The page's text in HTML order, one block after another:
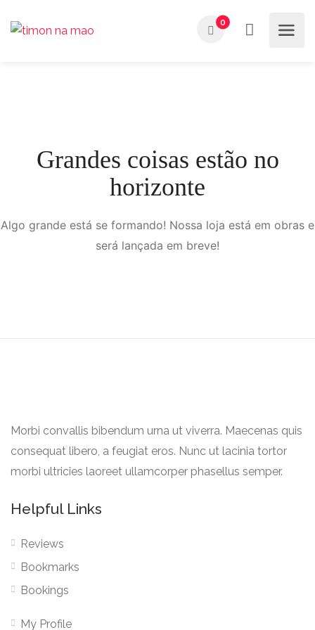
0
Grandes coisas estão no
horizonte
Algo grande está se formando! Nossa loja está em obras e
será lançada em breve!
Morbi convallis bibendum urna ut viverra. Maecenas quis
consequat libero, a feugiat eros. Nunc ut lacinia tortor
morbi ultricies laoreet ullamcorper phasellus semper.
Helpful Links
Reviews
Bookmarks
Bookings
My Profile